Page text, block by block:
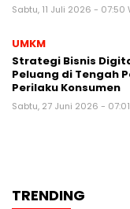
Sabtu, 11 Juli 2026 - 07:50
UMKM
Strategi Bisnis
Peluang di Tengah
Perilaku Konsumen
Sabtu, 27 Juni 2026 -
TRENDING